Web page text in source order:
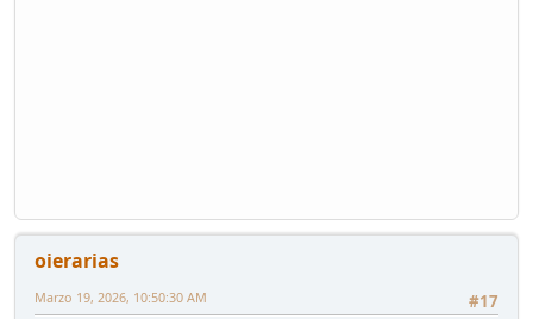
oierarias
#17
Marzo 19, 2026, 10:50:30 AM